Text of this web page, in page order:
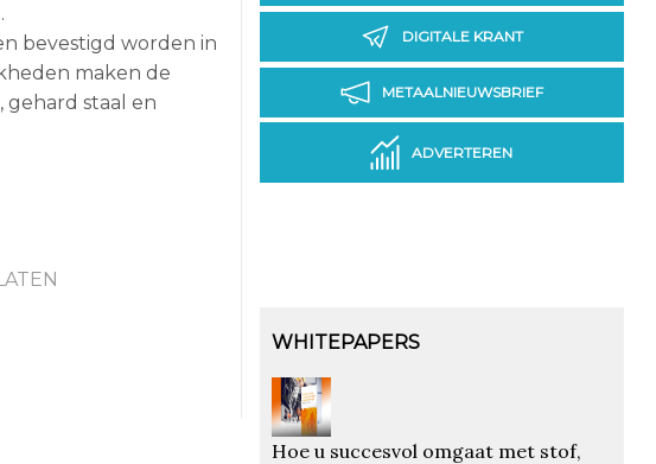
bevestigd worden in
maken de
gehard staal en
DIGITALE KRANT
METAALNIEUWSBRIEF
ADVERTEREN
WHITEPAPERS
Hoe u succesvol omgaat met stof,